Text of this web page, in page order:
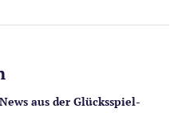
aus der Glücksspiel-